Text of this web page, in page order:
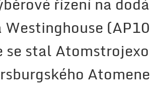
Westinghouse
se stal